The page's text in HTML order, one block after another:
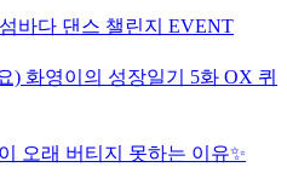
바다 댄스 챌린지 EVENT
) 화영이의 성장일기 5화 OX 퀴
오래 버티지 못하는 이유✨